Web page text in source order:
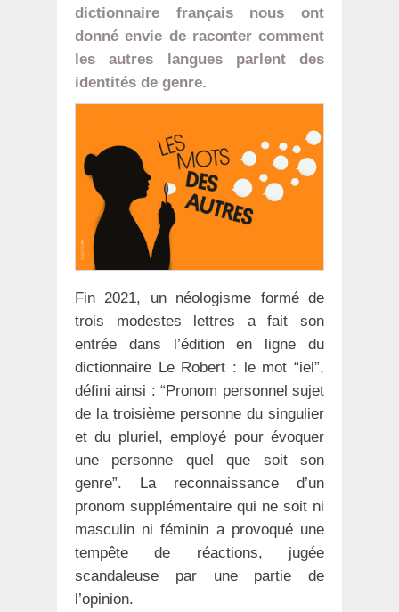
dictionnaire français nous ont
donné envie de raconter comment
les autres langues parlent des
identités de genre.
Fin 2021, un néologisme formé de
trois modestes lettres a fait son
entrée dans l’édition en ligne du
dictionnaire Le Robert : le mot “iel”,
défini ainsi : “Pronom personnel sujet
de la troisième personne du singulier
et du pluriel, employé pour évoquer
une personne quel que soit son
genre”. La reconnaissance d’un
pronom supplémentaire qui ne soit ni
masculin ni féminin a provoqué une
tempête de réactions, jugée
scandaleuse par une partie de
l’opinion.